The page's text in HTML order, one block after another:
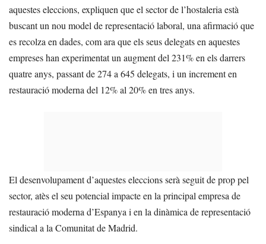
aquestes eleccions, expliquen que el sector de l’hostaleria està
buscant un nou model de representació laboral, una afirmació que
es recolza en dades, com ara que els seus delegats en aquestes
empreses han experimentat un augment del 231% en els darrers
quatre anys, passant de 274 a 645 delegats, i un increment en
restauració moderna del 12% al 20% en tres anys.
El desenvolupament d’aquestes eleccions serà seguit de prop pel
sector, atès el seu potencial impacte en la principal empresa de
restauració moderna d’Espanya i en la dinàmica de representació
sindical a la Comunitat de Madrid.